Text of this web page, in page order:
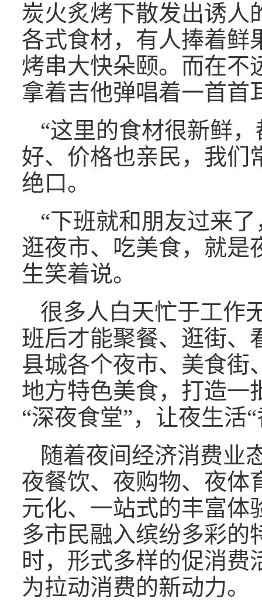
炭火炙烤下散发出诱人
各式食材，有人捧着鲜
烤串大快朵颐。而在不
拿着吉他弹唱着一首首
“这里的食材很新鲜
好、价格也亲民，我们
绝口。
“下班就和朋友过来
逛夜市、吃美食，就是
生笑着说。
很多人白天忙于工作
班后才能聚餐、逛街
县城各个夜市、美食街
地方特色美食，打造一
“深夜食堂”，让夜生活
随着夜间经济消费业
夜餐饮、夜购物、夜体
元化、一站式的丰富体
多市民融入缤纷多彩的
时，形式多样的促消费
为拉动消费的新动力。